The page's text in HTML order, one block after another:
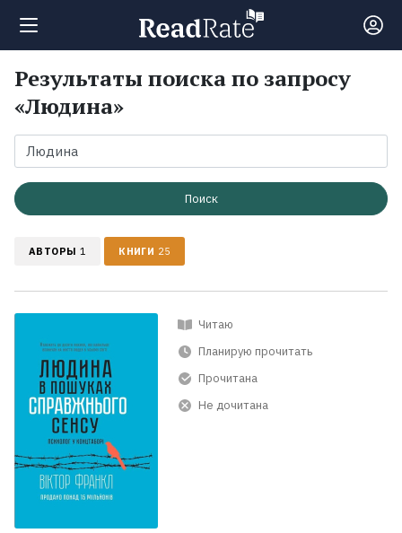
Поиск
Новости
Рейтинги
Книги
Экранизации
Коллекции
Результаты поиска по запросу
«Людина»
Поиск
АВТОРЫ 1 КНИГИ 25
Читаю
Планирую прочитать
Прочитана
Не дочитана